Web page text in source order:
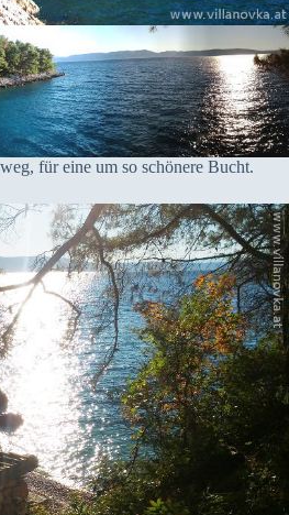
für eine um so schönere Bucht.